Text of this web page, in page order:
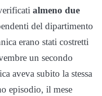
almeno due
del dipartimento
erano stati costretti
un secondo
aveva subito la stessa
episodio, il mese